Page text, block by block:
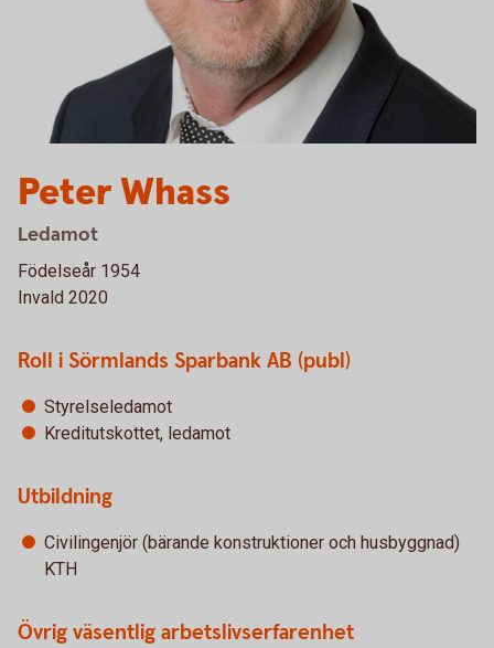
Peter Whass
Ledamot
Födelseår 1954
Invald 2020
Roll i Sörmlands Sparbank AB (publ)
Styrelseledamot
Kreditutskottet, ledamot
Utbildning
Civilingenjör (bärande konstruktioner och husbyggnad)
KTH
Övrig väsentlig arbetslivserfarenhet